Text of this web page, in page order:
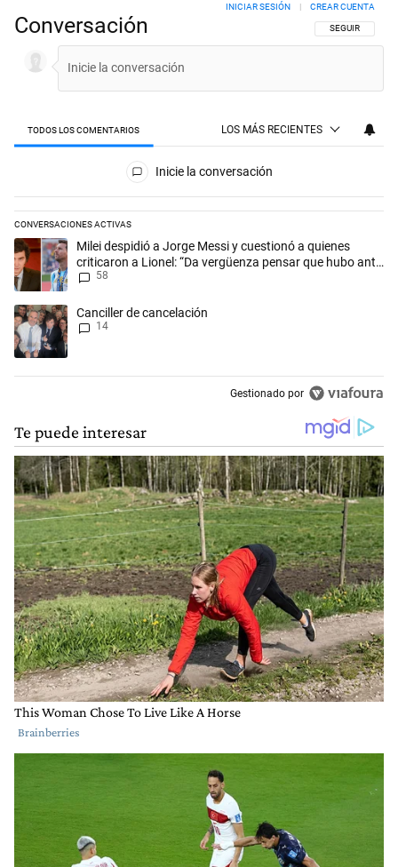
Conversación SIGA ESTA
SEGUIR
INICIAR SESIÓN | CREAR CUENTA
TODOS LOS COMENTARIOS LOS MÁS RECIENTES
Inicie la conversación
CONVERSACIONES ACTIVAS
Este listado muestra los artículos con más comentarios en los
Un artículo de tendencia con el título "Milei despidió a Jorge Messi y
Milei despidió a Jorge Messi y cuestionó a quienes
criticaron a Lionel: “Da vergüenza pensar que hubo anti-
Messi”
58
Un artículo de tendencia con el título "Canciller de cancelación" con
Canciller de cancelación
14
Gestionado por